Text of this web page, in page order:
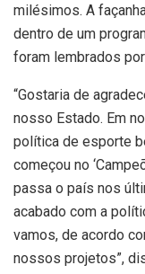
milésimos. A
dentro de um
foram lembrados
“Gostaria de
nosso Estado. Em
política de esporte
começou no
passa o país nos
acabado com a
vamos, de acordo
nossos projetos”,